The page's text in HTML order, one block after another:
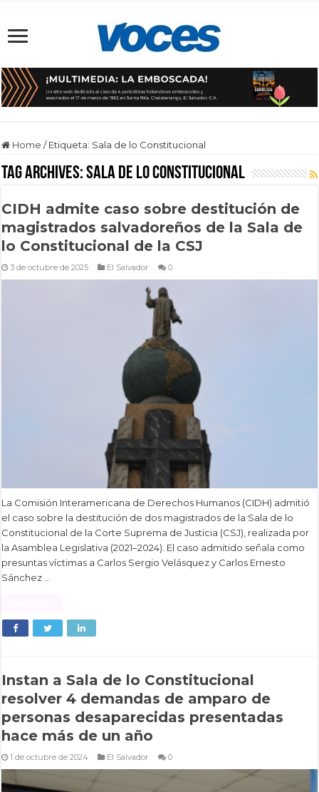
Home / Etiqueta: Sala de lo Constitucional
Tag Archives:Sala de lo Constitucional
CIDH admite caso sobre destitución de
magistrados salvadoreños de la Sala de
lo Constitucional de la CSJ
3 de octubre de 2025 El Salvador 0
La Comisión Interamericana de Derechos Humanos (CIDH) admitió
el caso sobre la destitución de dos magistrados de la Sala de lo
Constitucional de la Corte Suprema de Justicia (CSJ), realizada por
la Asamblea Legislativa (2021–2024). El caso admitido señala como
presuntas víctimas a Carlos Sergio Velásquez y Carlos Ernesto
Sánchez …
Instan a Sala de lo Constitucional
resolver 4 demandas de amparo de
personas desaparecidas presentadas
hace más de un año
1 de octubre de 2024 El Salvador 0